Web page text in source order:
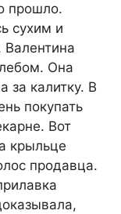
прошло.
сухим и
Она
за калитку. В
покупать
Вот
крыльце
продавца.